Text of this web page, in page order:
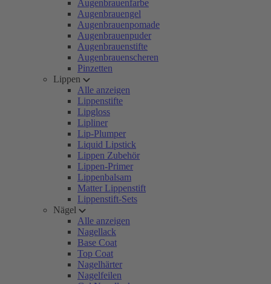
Augenbrauenfarbe
Augenbrauengel
Augenbrauenpomade
Augenbrauenpuder
Augenbrauenstifte
Augenbrauenscheren
Pinzetten
Lippen
Alle anzeigen
Lippenstifte
Lipgloss
Lipliner
Lip-Plumper
Liquid Lipstick
Lippen Zubehör
Lippen-Primer
Lippenbalsam
Matter Lippenstift
Lippenstift-Sets
Nägel
Alle anzeigen
Nagellack
Base Coat
Top Coat
Nagelhärter
Nagelfeilen